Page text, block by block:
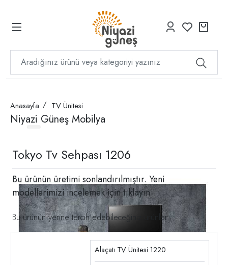
Anasayfa TV Ünitesi
Niyazi Güneş Mobilya
Tokyo Tv Sehpası 1206
Bu ürünün üretimi sonlandırılmıştır. Yeni
modellerimizi incelemek içintıklayın
Bu ürünün yerine tercih edebileceğiniz ürünler
Alaçatı TV Ünitesi 1220